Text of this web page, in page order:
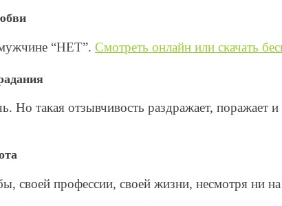
“НЕТ”. Смотреть онлайн или скачать
такая отзывчивость раздражает, поражает и
своей профессии, своей жизни, несмотря ни